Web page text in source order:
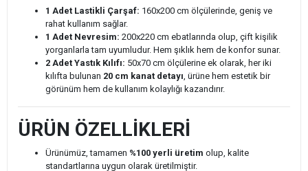
1 Adet Lastikli Çarşaf: 160x200 cm ölçülerinde, geniş ve
rahat kullanım sağlar.
1 Adet Nevresim: 200x220 cm ebatlarında olup, çift kişilik
yorganlarla tam uyumludur. Hem şıklık hem de konfor sunar.
2 Adet Yastık Kılıfı: 50x70 cm ölçülerine ek olarak, her iki
kılıfta bulunan 20 cm kanat detayı, ürüne hem estetik bir
görünüm hem de kullanım kolaylığı kazandırır.
ÜRÜN ÖZELLİKLERİ
Ürünümüz, tamamen %100 yerli üretim olup, kalite
standartlarına uygun olarak üretilmiştir.